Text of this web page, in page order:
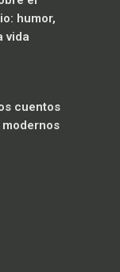
humor,
vida
cuentos